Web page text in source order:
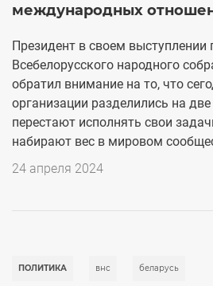
международных
Президент в своем выступлении
Всебелорусского народного
обратил внимание на то, что
организации разделились на
перестают исполнять свои
набирают вес в мировом
24 апреля 2024
ПОЛИТИКА внс беларусь